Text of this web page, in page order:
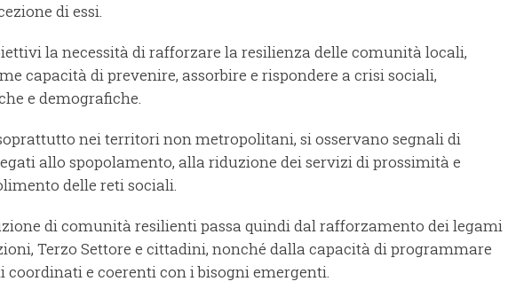
di essi.
la necessità di rafforzare la resilienza delle comunità locali,
capacità di prevenire, assorbire e rispondere a crisi sociali,
e demografiche.
nei territori non metropolitani, si osservano segnali di
allo spopolamento, alla riduzione dei servizi di prossimità e
delle reti sociali.
di comunità resilienti passa quindi dal rafforzamento dei legami
Terzo Settore e cittadini, nonché dalla capacità di programmare
coordinati e coerenti con i bisogni emergenti.